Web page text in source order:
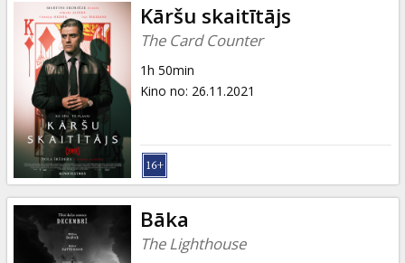
Kāršu skaitītājs
The Card Counter
1h 50min
Kino no: 26.11.2021
Bāka
The Lighthouse